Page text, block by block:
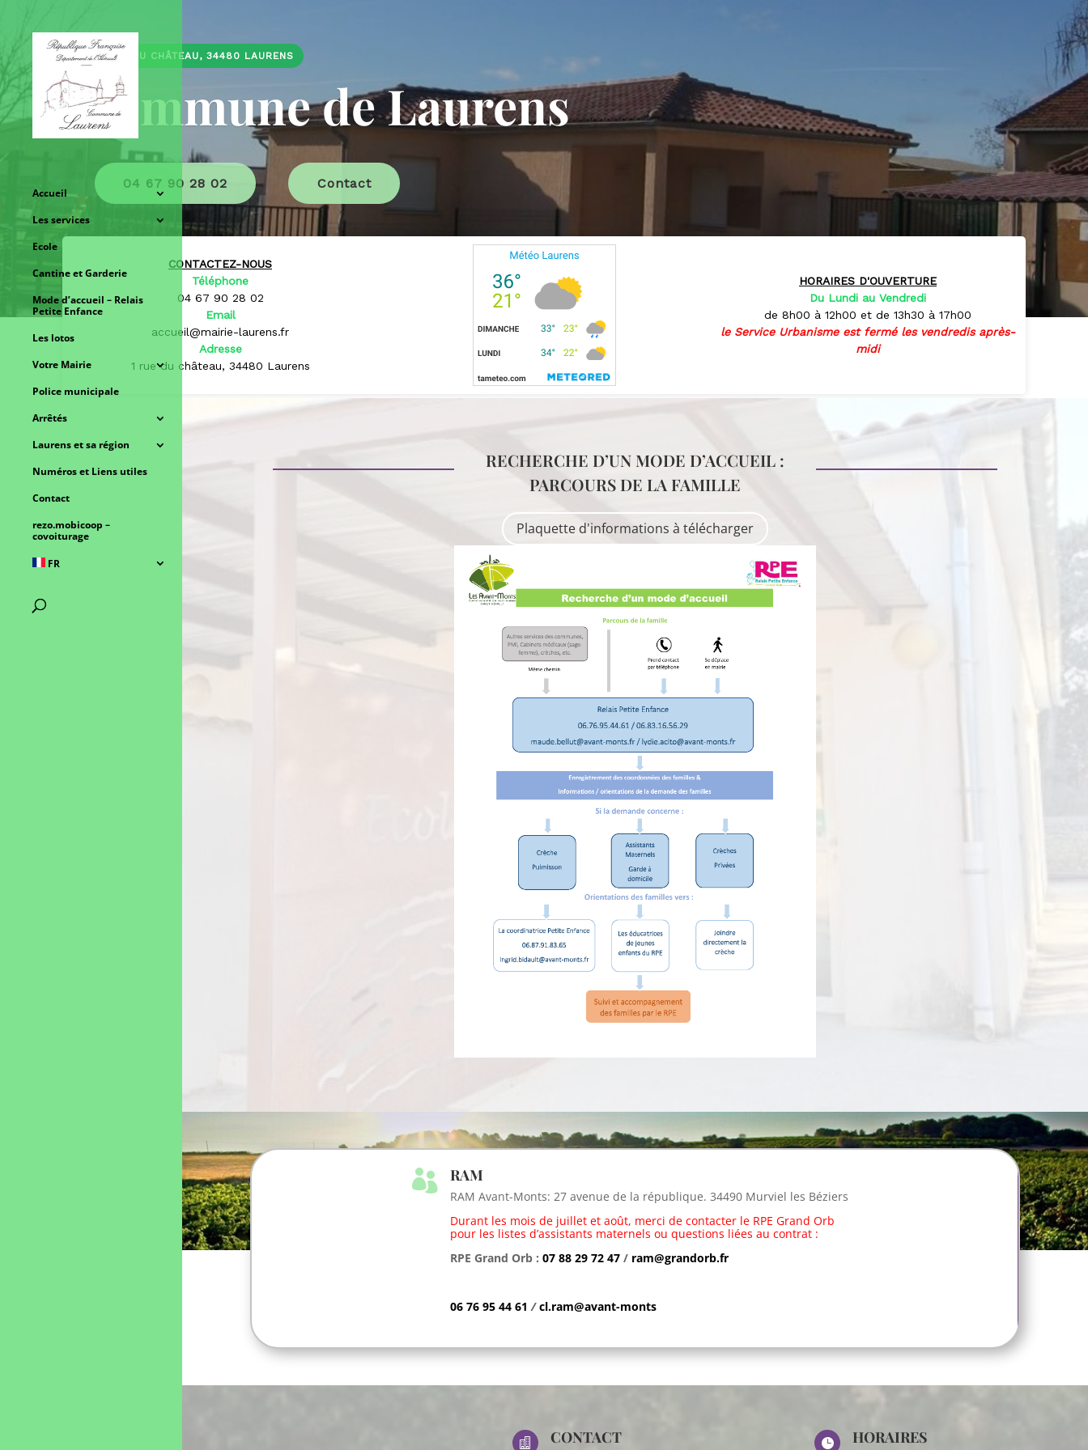
Accueil
Les services
Ecole
Cantine et Garderie
Mode d’accueil – Relais
Petite Enfance
Les lotos
Votre Mairie
Police municipale
Arrêtés
Laurens et sa région
Numéros et Liens utiles
Contact
rezo.mobicoop –
covoiturage
FR
1 RUE DU CHÂTEAU, 34480 LAURENS
Commune de Laurens
04 67 90 28 02 Contact
CONTACTEZ-NOUS
Téléphone
04 67 90 28 02
Email
accueil@mairie-laurens.fr
Adresse
1 rue du château, 34480 Laurens
HORAIRES D'OUVERTURE
Du Lundi au Vendredi
de 8h00 à 12h00 et de 13h30 à 17h00
le Service Urbanisme est fermé les vendredis après-
midi
RECHERCHE D’UN MODE D’ACCUEIL :
PARCOURS DE LA FAMILLE
Plaquette d'informations à télécharger
 RAM
RAM Avant-Monts: 27 avenue de la république. 34490 Murviel les Béziers
Durant les mois de juillet et août, merci de contacter le RPE Grand Orb
pour les listes d’assistants maternels ou questions liées au contrat :
RPE Grand Orb : 07 88 29 72 47/ ram@grandorb.fr
06 76 95 44 61 /cl.ram@avant-monts
 CONTACT  HORAIRES